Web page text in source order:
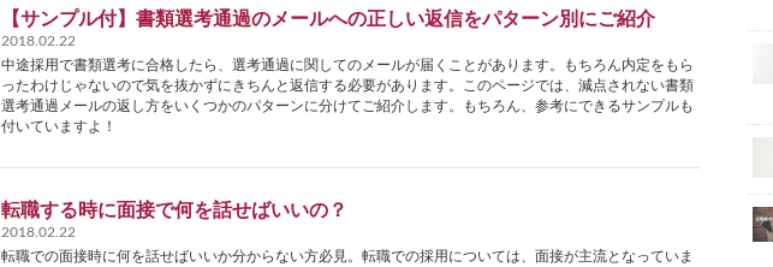
【サンプル付】書類選考通過のメールへの正しい返信をパターン別にご紹介
2018.02.22
中途採用で書類選考に合格したら、選考通過に関してのメールが届くことがあります。もちろん内定をもら
ったわけじゃないので気を抜かずにきちんと返信する必要があります。このページでは、減点されない書類
選考通過メールの返し方をいくつかのパターンに分けてご紹介します。もちろん、参考にできるサンプルも
付いていますよ！
転職する時に面接で何を話せばいいの？
2018.02.22
転職での面接時に何を話せばいいか分からない方必見。転職での採用については、面接が主流となっていま